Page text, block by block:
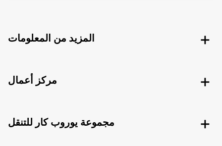
المزيد من المعلومات
مركز أعمال
مجموعة يوروب كار للتنقل